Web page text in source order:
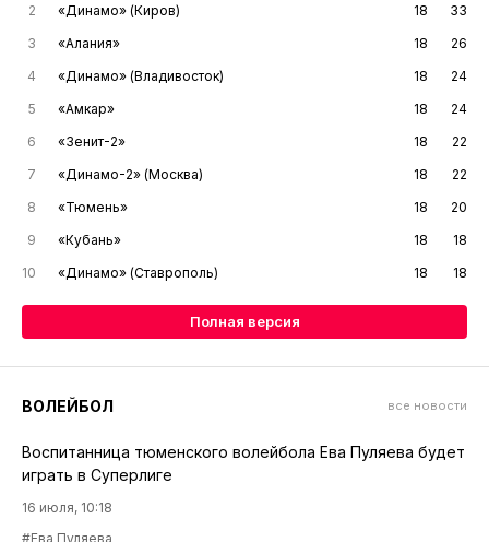
2
«Динамо» (Киров) 18
33
3
«Алания» 18
26
4
«Динамо» (Владивосток) 18
24
5
«Амкар» 18
24
6
«Зенит-2» 18
22
7
«Динамо-2» (Москва) 18
22
8
«Тюмень» 18
20
9
«Кубань» 18
18
10
«Динамо» (Ставрополь) 18 18
Полная версия
ВОЛЕЙБОЛ все новости
Воспитанница тюменского волейбола Ева Пуляева будет
играть в Суперлиге
16 июля, 10:18
#Ева Пуляева